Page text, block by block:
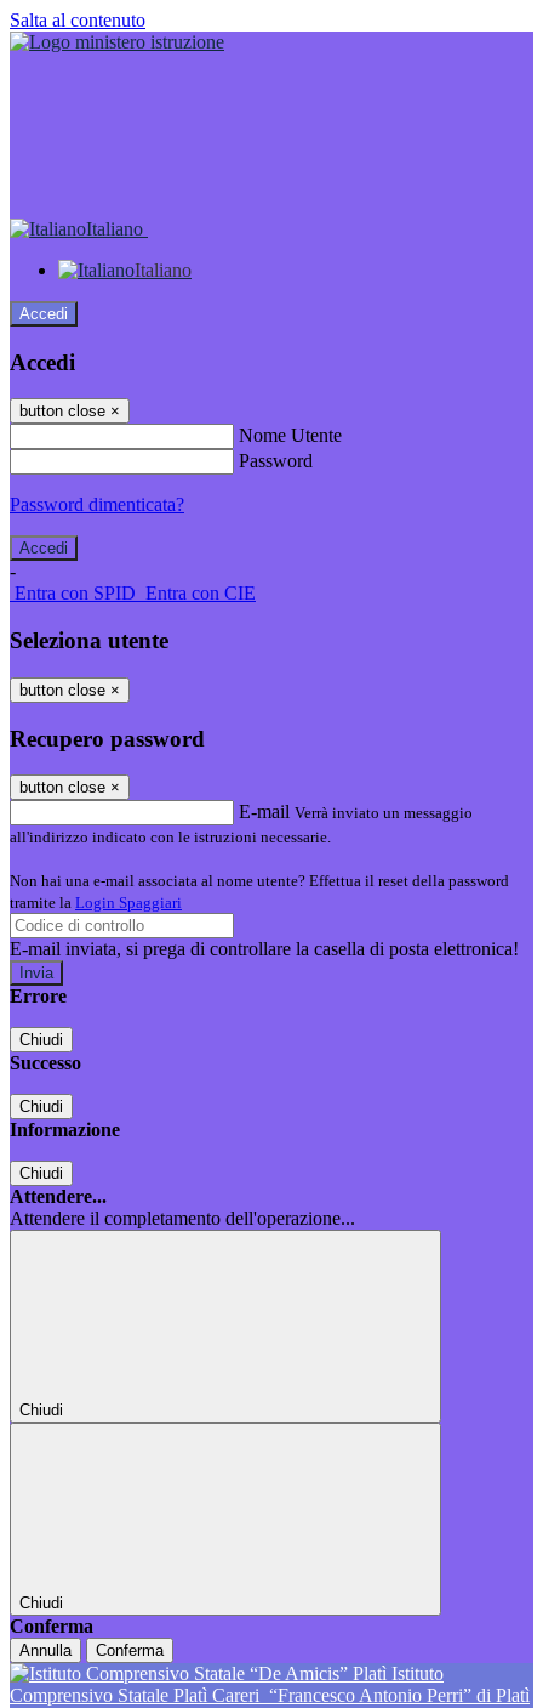
Salta al contenuto
Italiano
Italiano
Accedi
Accedi
button close ×
Nome Utente
Password
Password dimenticata?
-
Entra con SPID Entra con CIE
Seleziona utente
button close ×
Recupero password
button close ×
E-mail Verrà inviato un messaggio
all'indirizzo indicato con le istruzioni necessarie.
Non hai una e-mail associata al nome utente? Effettua il reset della password
tramite la Login Spaggiari
E-mail inviata, si prega di controllare la casella di posta elettronica!
Errore
Chiudi
Successo
Chiudi
Informazione
Chiudi
Attendere...
Attendere il completamento dell'operazione...
Chiudi
Chiudi
Conferma
Annulla Conferma
Istituto
Comprensivo Statale Platì Careri “Francesco Antonio Perri” di Platì